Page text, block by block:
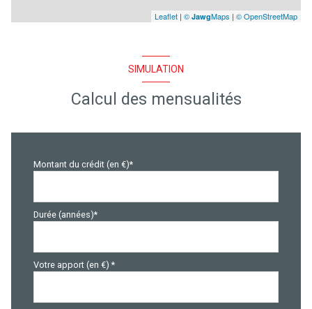
Leaflet | © JawgMaps | © OpenStreetMap
SIMULATION
Calcul des mensualités
Montant du crédit (en €)*
Durée (années)*
Votre apport (en €) *